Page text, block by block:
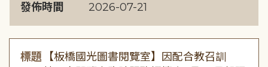
發佈時間 2026-07-21
標題
【板橋國光圖書閱覽室】因配合教召訓